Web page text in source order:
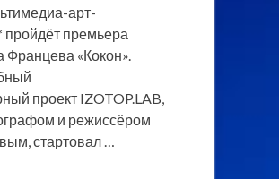
арт-
премьера
Францева «Кокон».
проект IZOTOP.LAB,
и режиссёром
стартовал …